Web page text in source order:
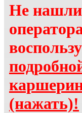
Не нашли
(нажать)!